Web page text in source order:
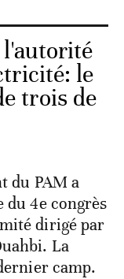
le
trois de
du PAM a
4e congrès
dirigé par
La
camp.